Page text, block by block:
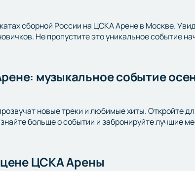
сборной России на ЦСКА Арене в Москве.
Не пропустите это уникальное событие
музыкальное событие
новые треки и любимые хиты. Откройте
больше о событии и забронируйте лучшие
ЦСКА Арены